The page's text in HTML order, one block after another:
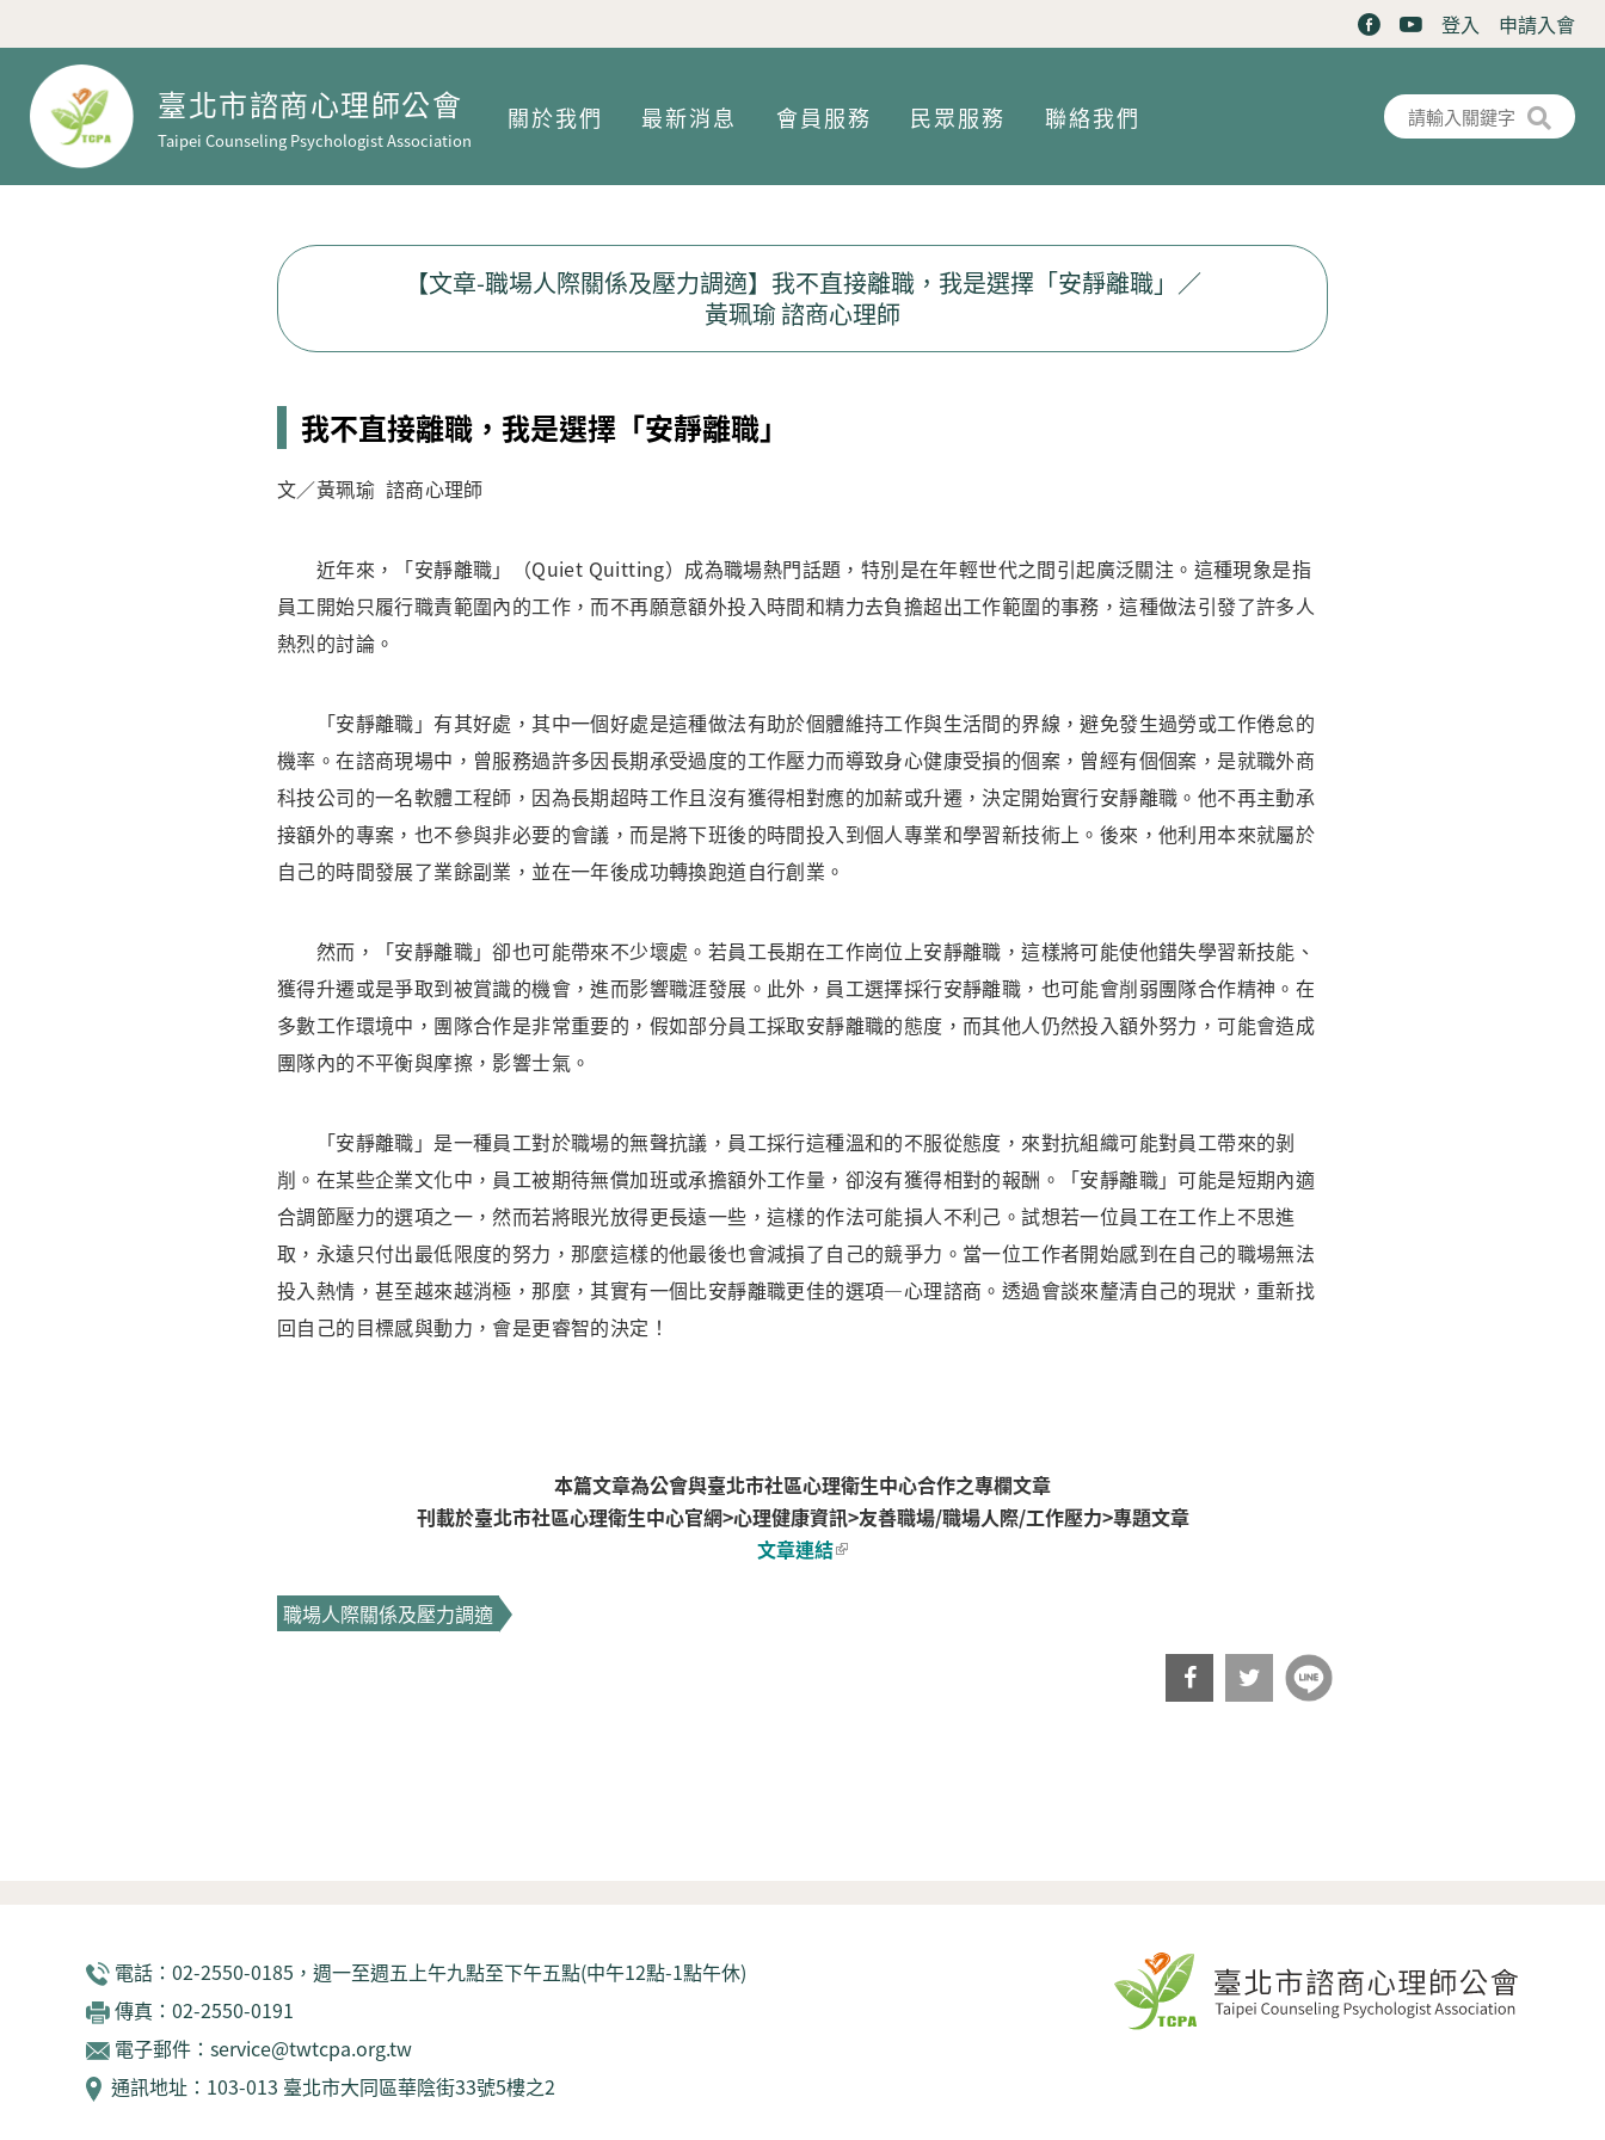
登入 申請入會
臺北市諮商心理師公會
Taipei Counseling Psychologist Association
關於我們 最新消息 會員服務 民眾服務 聯絡我們
搜尋表單
搜尋
【文章-職場人際關係及壓力調適】我不直接離職，我是選擇「安靜離職」／
黃珮瑜 諮商心理師
我不直接離職，我是選擇「安靜離職」
文／黃珮瑜 諮商心理師
近年來，「安靜離職」（Quiet Quitting）成為職場熱門話題，特別是在年輕世代之間引起廣泛關注。這種現象是指
員工開始只履行職責範圍內的工作，而不再願意額外投入時間和精力去負擔超出工作範圍的事務，這種做法引發了許多人
熱烈的討論。
「安靜離職」有其好處，其中一個好處是這種做法有助於個體維持工作與生活間的界線，避免發生過勞或工作倦怠的
機率。在諮商現場中，曾服務過許多因長期承受過度的工作壓力而導致身心健康受損的個案，曾經有個個案，是就職外商
科技公司的一名軟體工程師，因為長期超時工作且沒有獲得相對應的加薪或升遷，決定開始實行安靜離職。他不再主動承
接額外的專案，也不參與非必要的會議，而是將下班後的時間投入到個人專業和學習新技術上。後來，他利用本來就屬於
自己的時間發展了業餘副業，並在一年後成功轉換跑道自行創業。
然而，「安靜離職」卻也可能帶來不少壞處。若員工長期在工作崗位上安靜離職，這樣將可能使他錯失學習新技能、
獲得升遷或是爭取到被賞識的機會，進而影響職涯發展。此外，員工選擇採行安靜離職，也可能會削弱團隊合作精神。在
多數工作環境中，團隊合作是非常重要的，假如部分員工採取安靜離職的態度，而其他人仍然投入額外努力，可能會造成
團隊內的不平衡與摩擦，影響士氣。
「安靜離職」是一種員工對於職場的無聲抗議，員工採行這種溫和的不服從態度，來對抗組織可能對員工帶來的剝
削。在某些企業文化中，員工被期待無償加班或承擔額外工作量，卻沒有獲得相對的報酬。「安靜離職」可能是短期內適
合調節壓力的選項之一，然而若將眼光放得更長遠一些，這樣的作法可能損人不利己。試想若一位員工在工作上不思進
取，永遠只付出最低限度的努力，那麼這樣的他最後也會減損了自己的競爭力。當一位工作者開始感到在自己的職場無法
投入熱情，甚至越來越消極，那麼，其實有一個比安靜離職更佳的選項—心理諮商。透過會談來釐清自己的現狀，重新找
回自己的目標感與動力，會是更睿智的決定！
本篇文章為公會與臺北市社區心理衛生中心合作之專欄文章
刊載於臺北市社區心理衛生中心官網>心理健康資訊>友善職場/職場人際/工作壓力>專題文章
文章連結
職場人際關係及壓力調適
電話：02-2550-0185，週一至週五上午九點至下午五點(中午12點-1點午休)
傳真：02-2550-0191
電子郵件：service@twtcpa.org.tw
通訊地址：103-013 臺北市大同區華陰街33號5樓之2